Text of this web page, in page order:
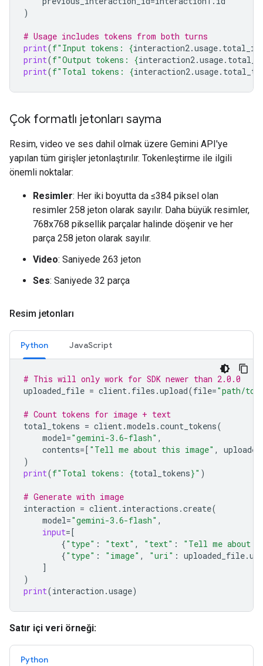
)
# Usage includes tokens from both turns
print(f"Input tokens: {interaction2.usage.
print(f"Output tokens: {interaction2.usage.
print(f"Total tokens: {interaction2.usage.
Çok formatlı jetonları sayma
Resim, video ve ses dahil olmak üzere Gemini API'ye
yapılan tüm girişler jetonlaştırılır. Tokenleştirme ile ilgili
önemli noktalar:
Resimler: Her iki boyutta da ≤384 piksel olan
resimler 258 jeton olarak sayılır. Daha büyük resimler,
768x768 piksellik parçalar halinde döşenir ve her
parça 258 jeton olarak sayılır.
Video: Saniyede 263 jeton
Ses: Saniyede 32 parça
Resim jetonları
Python JavaScript
# This will only work for SDK newer than 2.0.0
uploaded_file = client. files .upload(file="path/to/
# Count tokens for image + text
total_tokens = client.models .count_tokens(
model="gemini-3.6-flash" ,
contents=[ "Tell me about this image" ,
)
print(f"Total tokens: {total_tokens}" )
# Generate with image
interaction = client. interactions .create(
model="gemini-3.6-flash" ,
input=[
{"type" : "text" , "text" :
"Tell me about
{"type" : "image" , "uri" : uploaded_file.uri
]
)
print(interaction .usage)
Satır içi veri örneği:
Python